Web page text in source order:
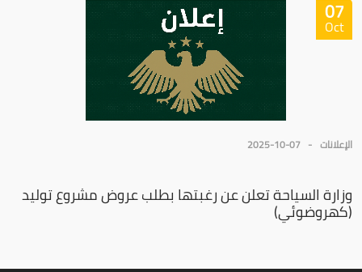
07
Oct
الإعلانات 2025-10-07
وزارة السياحة تعلن عن رغبتها بطلب عروض مشروع توليد
(كهروضوئي)